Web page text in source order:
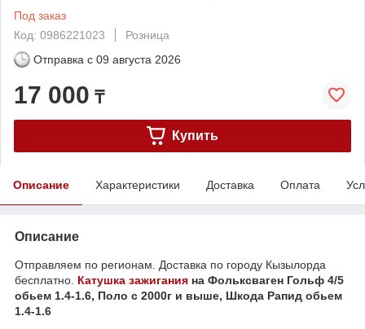
Под заказ
Код: 0986221023
Розница
Отправка с 09 августа 2026
17 000 ₸
Купить
Описание Характеристики Доставка Оплата
Описание
Отправляем по регионам. Доставка по городу Кызылорда
бесплатно. Катушка зажигания на Фольксваген Гольф 4/5
обьем 1.4-1.6, Поло с 2000г и выше, Шкода Рапид обьем
1.4-1.6